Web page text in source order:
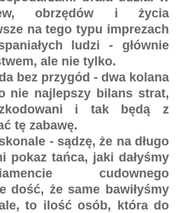
obrzędów i życia
na tego typu imprezach
ludzi - głównie
ale nie tylko.
bez przygód - dwa kolana
nie najlepszy bilans strat,
i tak będą z
tę zabawę.
- sądzę, że na długo
pokaz tańca, jaki dałyśmy
cudownego
dość, że same bawiłyśmy
to ilość osób, która do